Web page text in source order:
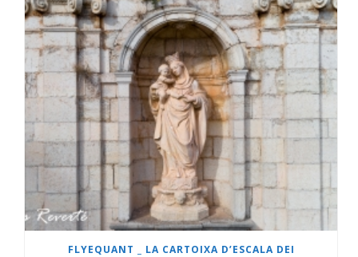
FLYEQUANT _ LA CARTOIXA D’ESCALA DEI